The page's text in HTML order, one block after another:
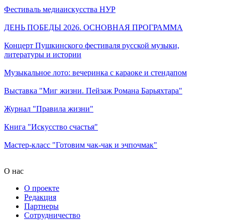
Фестиваль медиаискусства НУР
ДЕНЬ ПОБЕДЫ 2026. ОСНОВНАЯ ПРОГРАММА
Концерт Пушкинского фестиваля русской музыки,
литературы и истории
Музыкальное лото: вечеринка с караоке и стендапом
Выставка "Миг жизни. Пейзаж Романа Барьяхтара"
Журнал "Правила жизни"
Книга "Искусство счастья"
Мастер-класс "Готовим чак-чак и эчпочмак"
О нас
О проекте
Редакция
Партнеры
Сотрудничество